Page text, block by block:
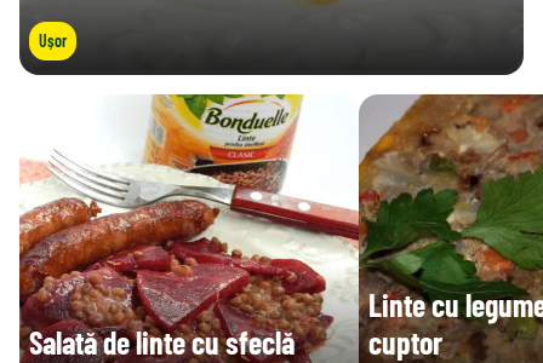
Ușor
Salată de linte cu sfeclă
Linte cu
cuptor